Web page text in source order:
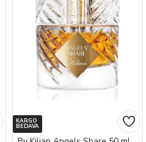
KARGO
BEDAVA